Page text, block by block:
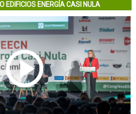
EDIFICIOS ENERGÍA CASI NULA